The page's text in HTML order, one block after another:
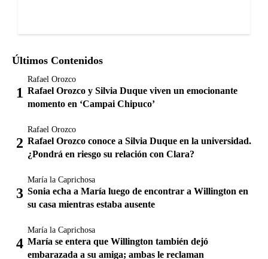
Últimos Contenidos
Rafael Orozco
Rafael Orozco y Silvia Duque viven un emocionante
momento en ‘Campai Chipuco’
Rafael Orozco
Rafael Orozco conoce a Silvia Duque en la universidad.
¿Pondrá en riesgo su relación con Clara?
María la Caprichosa
Sonia echa a María luego de encontrar a Willington en
su casa mientras estaba ausente
María la Caprichosa
María se entera que Willington también dejó
embarazada a su amiga; ambas le reclaman